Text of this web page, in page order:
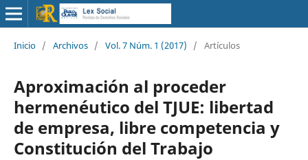
Inicio / Archivos / Vol. 7 Núm. 1 (2017) / Artículos
Aproximación al proceder
hermenéutico del TJUE: libertad
de empresa, libre competencia y
Constitución del Trabajo